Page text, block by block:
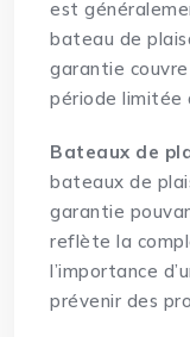
est
bateau de
garantie
période limitée
Bateaux de
bateaux de
garantie
reflète la
l’importance
prévenir des